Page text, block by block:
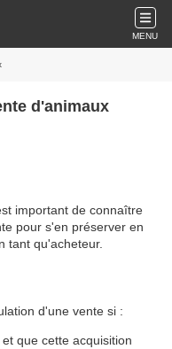
MENU
d'animaux
important de connaître
pour s'en préserver en
tant qu'acheteur.
d'une vente si :
que cette acquisition